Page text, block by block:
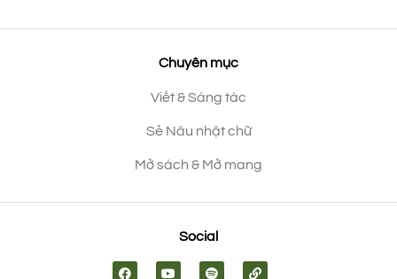
Chuyên mục
Viết & Sáng tác
Sẻ Nâu nhặt chữ
Mở sách & Mở mang
Social